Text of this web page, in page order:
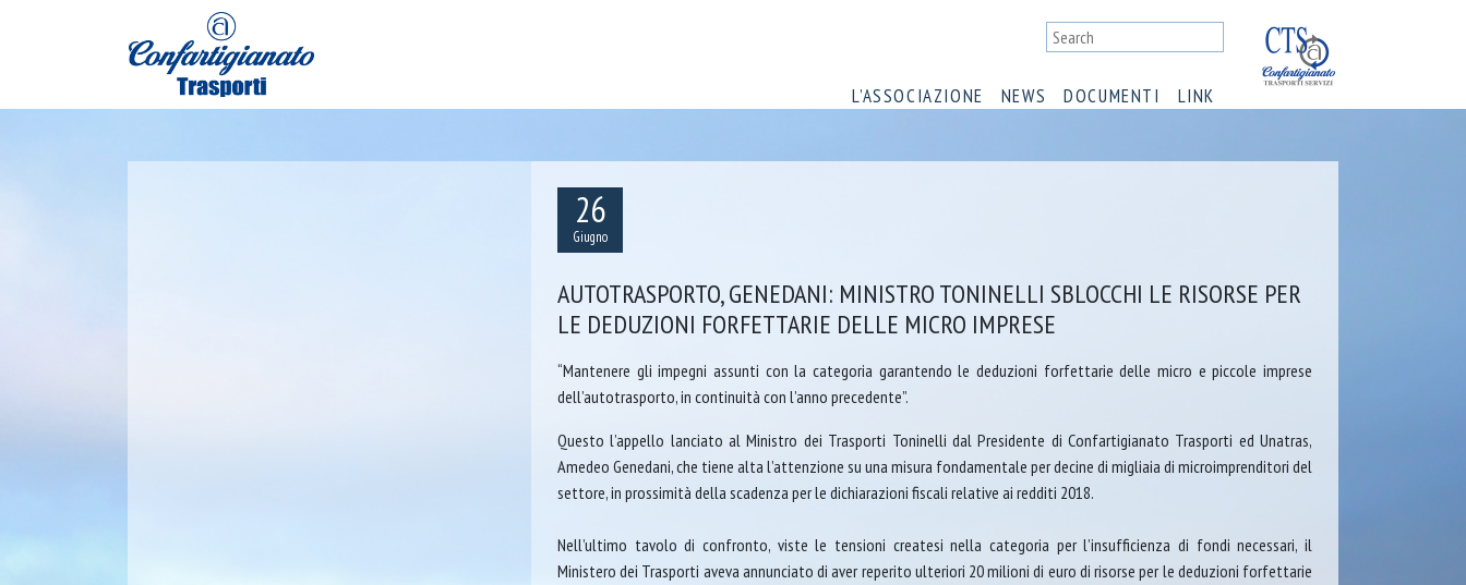
L’ASSOCIAZIONE NEWS DOCUMENTI LINK
26
Giugno
AUTOTRASPORTO, GENEDANI: MINISTRO TONINELLI SBLOCCHI LE RISORSE PER
LE DEDUZIONI FORFETTARIE DELLE MICRO IMPRESE
“Mantenere gli impegni assunti con la categoria garantendo le deduzioni forfettarie delle micro e piccole imprese
dell’autotrasporto, in continuità con l’anno precedente”.
Questo l’appello lanciato al Ministro dei Trasporti Toninelli dal Presidente di Confartigianato Trasporti ed Unatras,
Amedeo Genedani, che tiene alta l’attenzione su una misura fondamentale per decine di migliaia di microimprenditori del
settore, in prossimità della scadenza per le dichiarazioni fiscali relative ai redditi 2018.
Nell’ultimo tavolo di confronto, viste le tensioni createsi nella categoria per l’insufficienza di fondi necessari, il
Ministero dei Trasporti aveva annunciato di aver reperito ulteriori 20 milioni di euro di risorse per le deduzioni forfettarie